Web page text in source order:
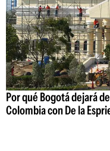
Por qué Bogotá dejará
Colombia con De la